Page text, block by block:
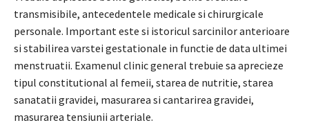
transmisibile, antecedentele medicale si chirurgicale
personale. Important este si istoricul sarcinilor anterioare
si stabilirea varstei gestationale in functie de data ultimei
menstruatii. Examenul clinic general trebuie sa aprecieze
tipul constitutional al femeii, starea de nutritie, starea
sanatatii gravidei, masurarea si cantarirea gravidei,
masurarea tensiunii arteriale.